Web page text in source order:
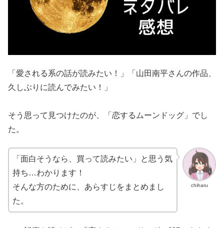
「愛される系の話が読みたい！」「山田南平さんの作品、
久しぶりに読んでみたい！」
そう思って見つけたのが、「恋するムーンドッグ」でし
た。
chiharu
「面白そうなら、買って読みたい」と思う気
持ち…わかります！
そんな方のために、あらすじをまとめまし
た。